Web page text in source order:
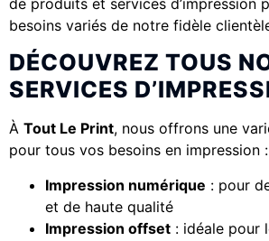
de produits et services d’impression
besoins variés de notre fidèle
DÉCOUVREZ TOUS
SERVICES
À Tout Le Print, nous offrons une
pour tous vos besoins en impression :
Impression numérique : pour
et de haute qualité
Impression offset : idéale pour